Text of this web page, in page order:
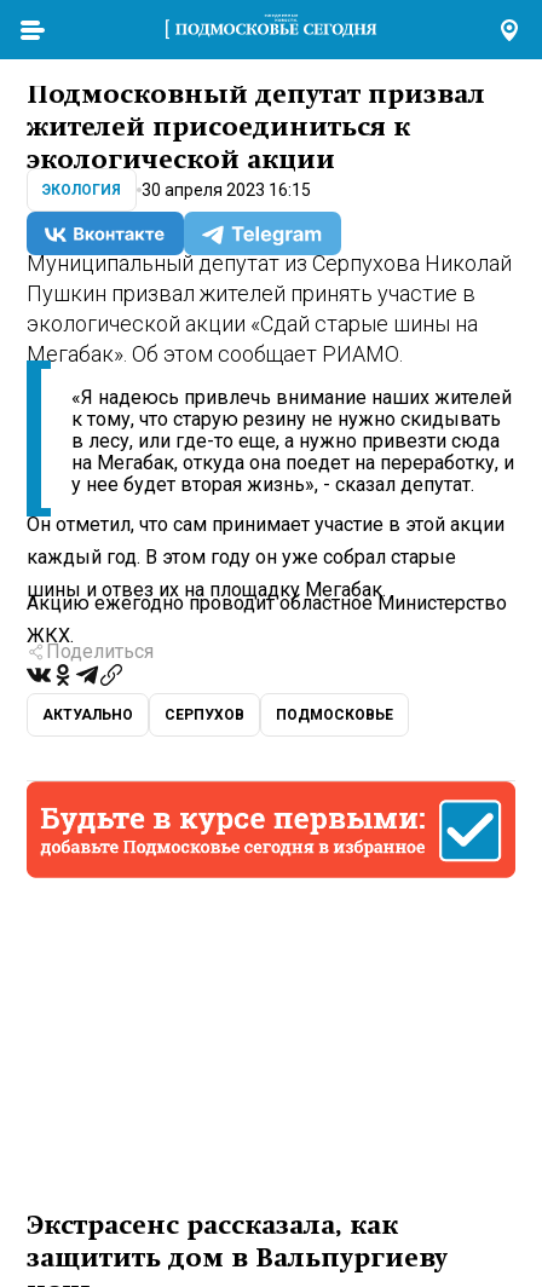
Подмосковный депутат призвал
жителей присоединиться к
экологической акции
ЭКОЛОГИЯ 30 апреля 2023 16:15
Муниципальный депутат из Серпухова Николай
Пушкин призвал жителей принять участие в
экологической акции «Сдай старые шины на
Мегабак». Об этом сообщает РИАМО.
«Я надеюсь привлечь внимание наших жителей
к тому, что старую резину не нужно скидывать
в лесу, или где-то еще, а нужно привезти сюда
на Мегабак, откуда она поедет на переработку, и
у нее будет вторая жизнь», - сказал депутат.
Он отметил, что сам принимает участие в этой акции
каждый год. В этом году он уже собрал старые
шины и отвез их на площадку Мегабак.
Акцию ежегодно проводит областное Министерство
ЖКХ.
Поделиться
АКТУАЛЬНО СЕРПУХОВ ПОДМОСКОВЬЕ
Экстрасенс рассказала, как
защитить дом в Вальпургиеву